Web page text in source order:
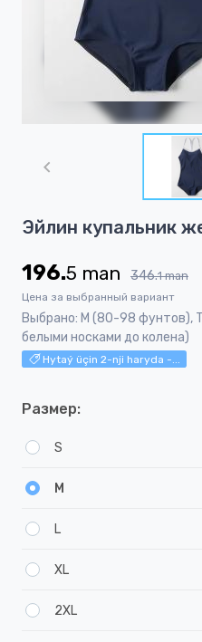
1
5
Эйлин купальник
196.5 man 346.1 man
Цена за выбранный вариант
Выбрано: М (80-98 фунтов),
белыми носками до колена)
Hytaý üçin 2-nji haryda -...
Размер:
S
M
L
XL
2XL